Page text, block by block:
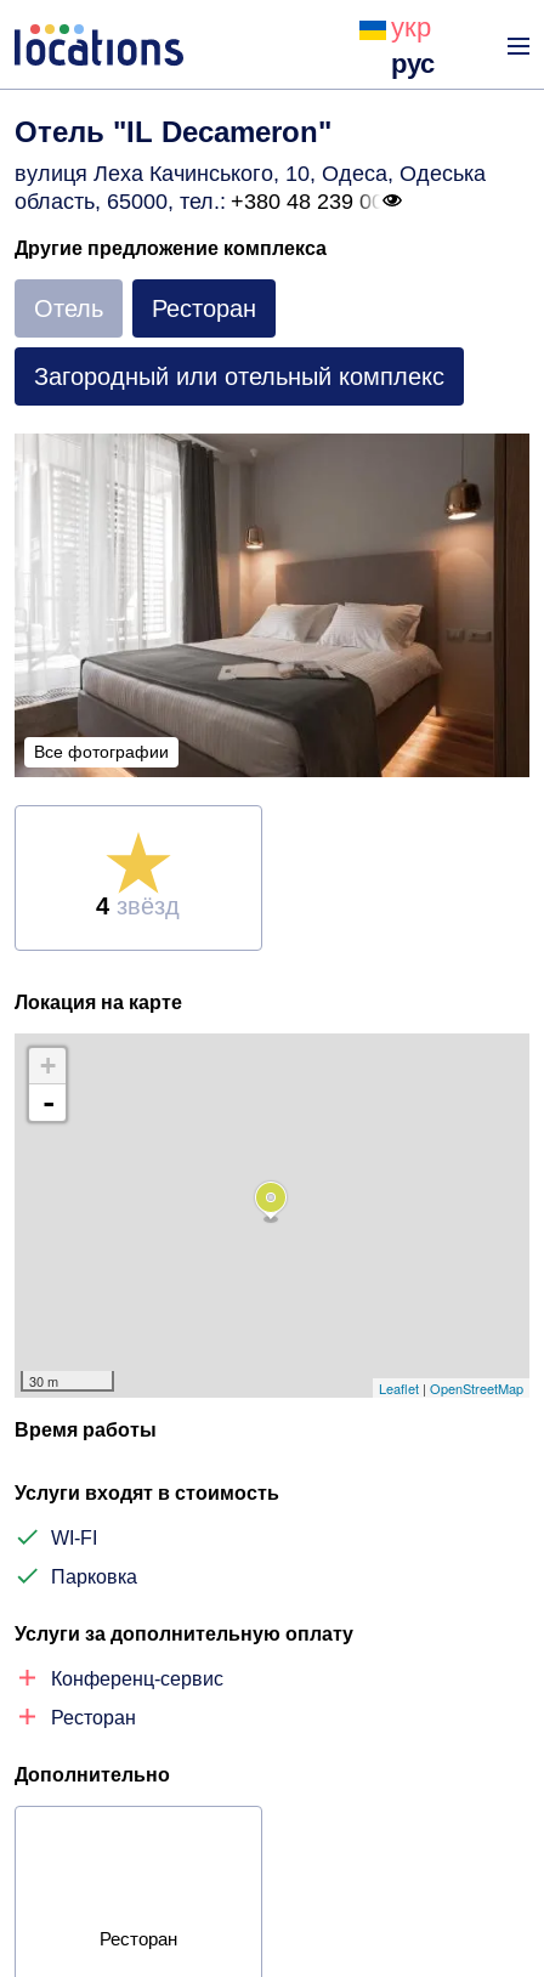
укр
рус
Отель "IL Decameron"
вулиця Леха Качинського, 10, Одеса, Одеська
область, 65000, тел.: +380 48 239 00
Другие предложение комплекса
Отель Ресторан
Загородный или отельный комплекс
Все фотографии
Все фотографии
4 звёзд
Локация на карте
+
-
30 m Leaflet | OpenStreetMap
Время работы
Услуги входят в стоимость
WI-FI
Парковка
Услуги за дополнительную оплату
Конференц-сервис
Ресторан
Дополнительно
Ресторан